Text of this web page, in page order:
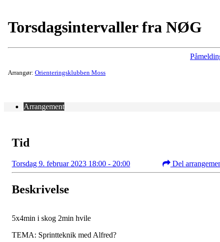
Torsdagsintervaller fra NØG
Arrangør: Orienteringsklubben Moss
Arrangement
Tid
Torsdag 9. februar 2023 18:00 - 20:00 Del
Beskrivelse
5x4min i skog 2min hvile
TEMA: Sprintteknik med Alfred?